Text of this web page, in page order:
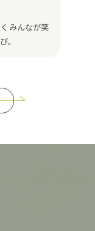
みんなが笑
。